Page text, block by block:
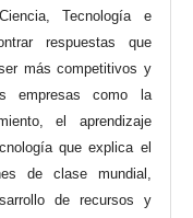
Tecnología e
respuestas que
más competitivos y
empresas como la
el aprendizaje
que explica el
de clase mundial,
de recursos y